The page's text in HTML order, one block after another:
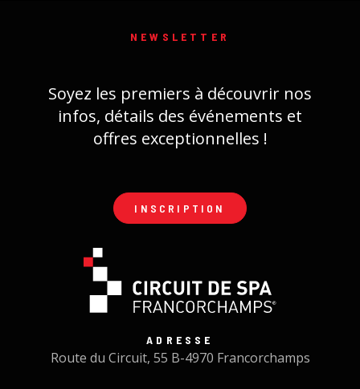
NEWSLETTER
Soyez les premiers à découvrir nos
infos, détails des événements et
offres exceptionnelles !
INSCRIPTION
ADRESSE
Route du Circuit, 55 B-4970 Francorchamps